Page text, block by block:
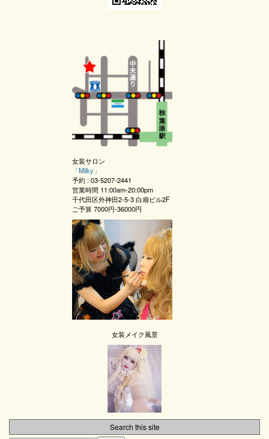
女装サロン
「Milky」
予約 :03-5207-2441
営業時間 11:00am-20:00pm
千代田区外神田2-5-3 白扇ビル2F
ご予算7000円-36000円
女装メイク風景
Search this site